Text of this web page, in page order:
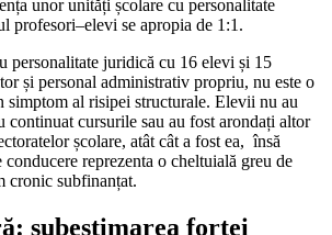
unor unități școlare cu personalitate
profesori–elevi se apropia de 1:1.
personalitate juridică cu 16 elevi și 15
și personal administrativ propriu, nu este o
simptom al risipei structurale. Elevii nu au
continuat cursurile sau au fost arondați altor
școlare, atât cât a fost ea, însă
reprezenta o cheltuială greu de
cronic subfinanțat.
subestimarea forței